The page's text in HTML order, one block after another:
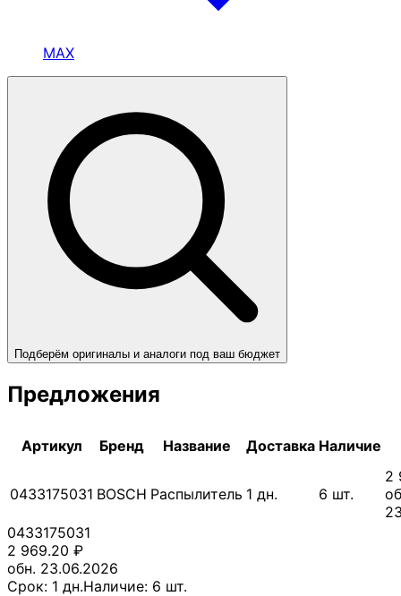
MAX
Подберём оригиналы и аналоги под ваш бюджет
Предложения
Артикул Бренд Название Доставка Наличие
0433175031 BOSCH Распылитель 1 дн. 6 шт.
2
0433175031
2 969.20 ₽
обн. 23.06.2026
Срок: 1 дн.Наличие: 6 шт.